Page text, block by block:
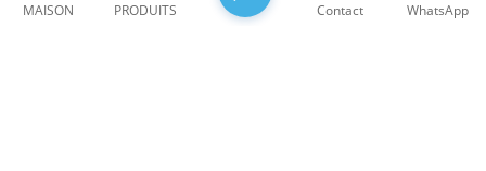
SUIVANT
MAISON PRODUITS WhatsApp
Contact